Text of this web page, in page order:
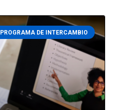
PROGRAMA DE INTERCAMBIO